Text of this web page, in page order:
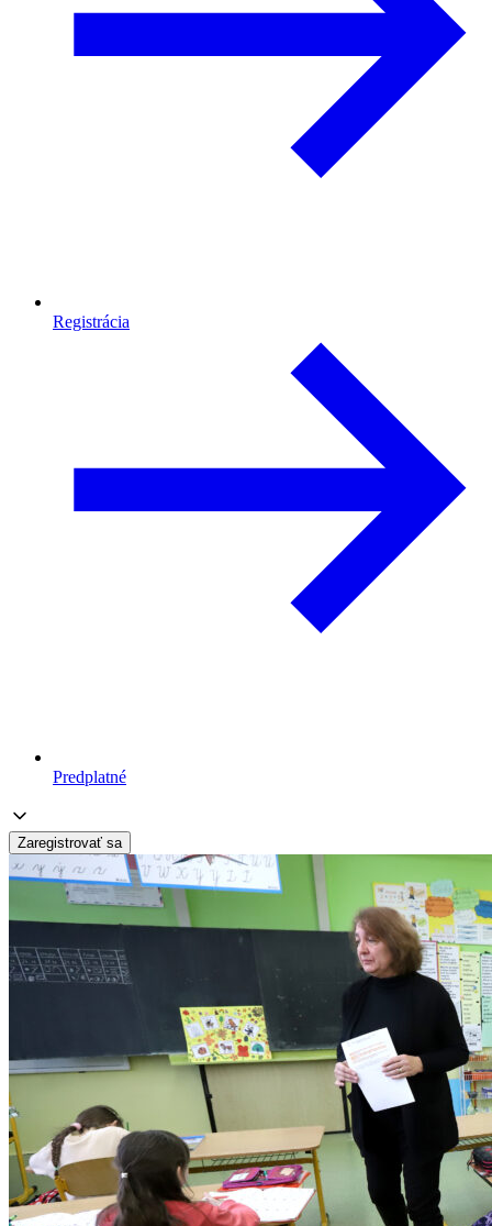
Registrácia
Predplatné
Zaregistrovať sa